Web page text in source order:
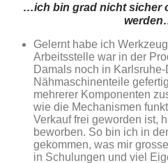
…ich bin grad nicht sicher
Gelernt habe ich
Arbeitsstelle war in der
Damals noch in
Nähmaschinenteile
mehrerer Komponenten
wie die Mechanismen
Verkauf frei geworden ist,
beworben. So bin ich in
gekommen, was mir
in Schulungen und viel